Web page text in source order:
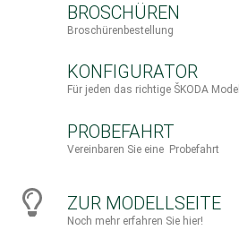
BROSCHÜREN
Broschürenbestellung
KONFIGURATOR
Für jeden das richtige ŠKODA Modell
PROBEFAHRT
Vereinbaren Sie eine Probefahrt
ZUR MODELLSEITE
Noch mehr erfahren Sie hier!